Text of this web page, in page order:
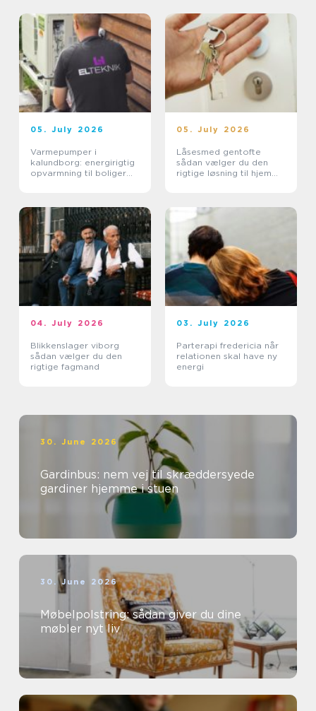
05. July 2026
Varmepumper i
kalundborg: energirigtig
opvarmning til boliger
05. July 2026
Låsesmed gentofte
sådan vælger du den
rigtige løsning til hjem
04. July 2026
Blikkenslager viborg
sådan vælger du den
rigtige fagmand
03. July 2026
Parterapi fredericia når
relationen skal have ny
energi
30. June 2026
Gardinbus: nem vej til skræddersyede
gardiner hjemme i stuen
30. June 2026
Møbelpolstring: sådan giver du dine
møbler nyt liv